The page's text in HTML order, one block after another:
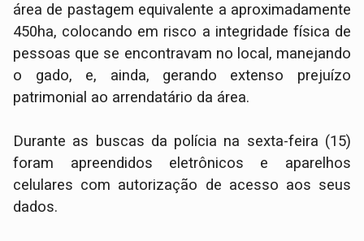
área de pastagem equivalente a aproximadamente
450ha, colocando em risco a integridade física de
pessoas que se encontravam no local, manejando
o gado, e, ainda, gerando extenso prejuízo
patrimonial ao arrendatário da área.
Durante as buscas da polícia na sexta-feira (15)
foram apreendidos eletrônicos e aparelhos
celulares com autorização de acesso aos seus
dados.